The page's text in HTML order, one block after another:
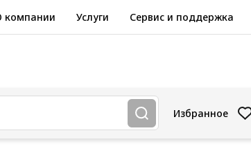
компании Услуги Сервис и поддержка
Избранное